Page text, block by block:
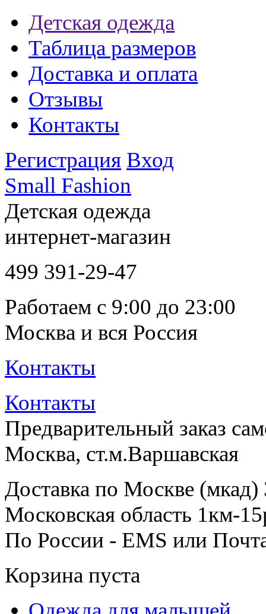
Детская одежда
Таблица размеров
Доставка и оплата
Отзывы
Контакты
Регистрация Вход
Small Fashion
Детская одежда
интернет-магазин
499 391-29-47
Работаем с 9:00 до 23:00
Москва и вся Россия
Контакты
Контакты
Предварительный заказ
Москва, ст.м.Варшавская
Доставка по Москве (мкад)
Московская область 1км-
По России - EMS или
Корзина пуста